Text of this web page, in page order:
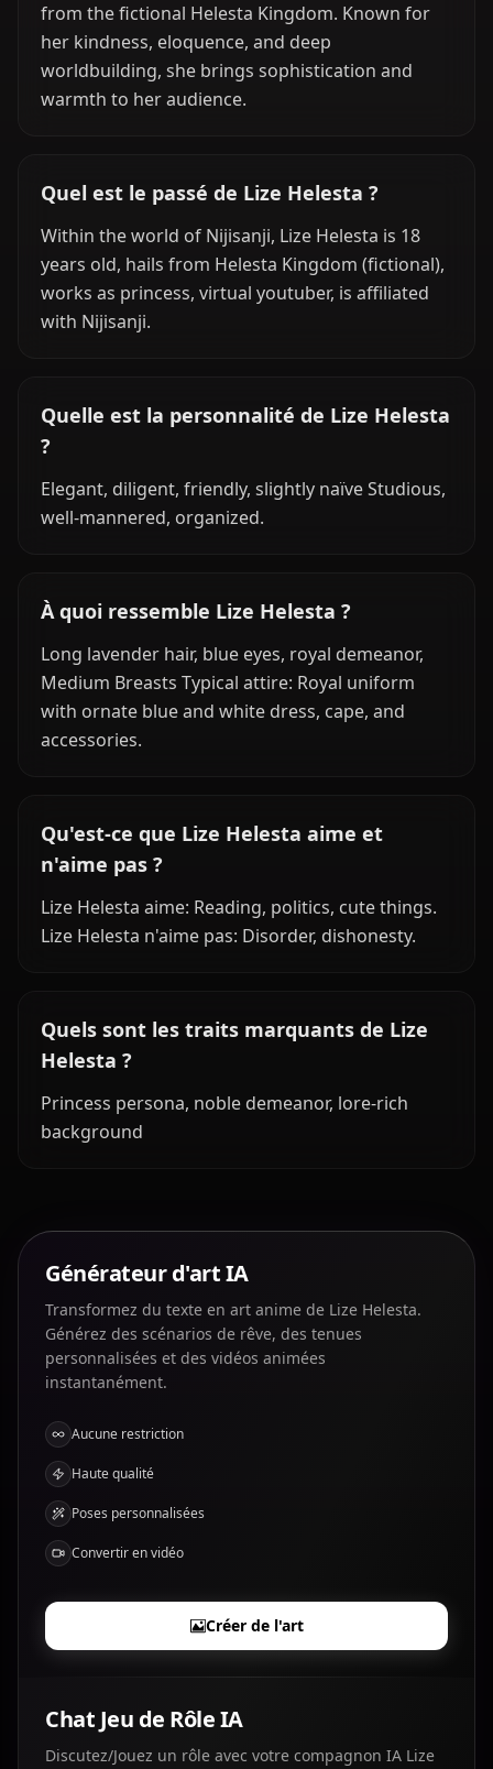
from the fictional Helesta Kingdom. Known for
her kindness, eloquence, and deep
worldbuilding, she brings sophistication and
warmth to her audience.
Quel est le passé de Lize Helesta ?
Within the world of Nijisanji, Lize Helesta is 18
years old, hails from Helesta Kingdom (fictional),
works as princess, virtual youtuber, is affiliated
with Nijisanji.
Quelle est la personnalité de Lize Helesta
?
Elegant, diligent, friendly, slightly naïve Studious,
well-mannered, organized.
À quoi ressemble Lize Helesta ?
Long lavender hair, blue eyes, royal demeanor,
Medium Breasts Typical attire: Royal uniform
with ornate blue and white dress, cape, and
accessories.
Qu'est-ce que Lize Helesta aime et
n'aime pas ?
Lize Helesta aime: Reading, politics, cute things.
Lize Helesta n'aime pas: Disorder, dishonesty.
Quels sont les traits marquants de Lize
Helesta ?
Princess persona, noble demeanor, lore-rich
background
Générateur d'art IA
Transformez du texte en art anime de Lize Helesta.
Générez des scénarios de rêve, des tenues
personnalisées et des vidéos animées
instantanément.
Aucune restriction
Haute qualité
Poses personnalisées
Convertir en vidéo
Créer de l'art
Chat Jeu de Rôle IA
Discutez/Jouez un rôle avec votre compagnon IA Lize